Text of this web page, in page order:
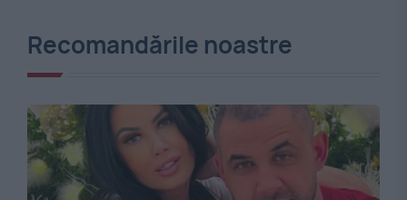
Recomandările noastre